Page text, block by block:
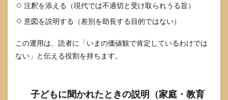
注釈を添える（現代では不適切と受け取られうる旨）
意図を説明する（差別を助長する目的ではない）
この運用は、読者に「いまの価値観で肯定しているわけでは
ない」と伝える役割を持ちます。
子どもに聞かれたときの説明（家庭・教育